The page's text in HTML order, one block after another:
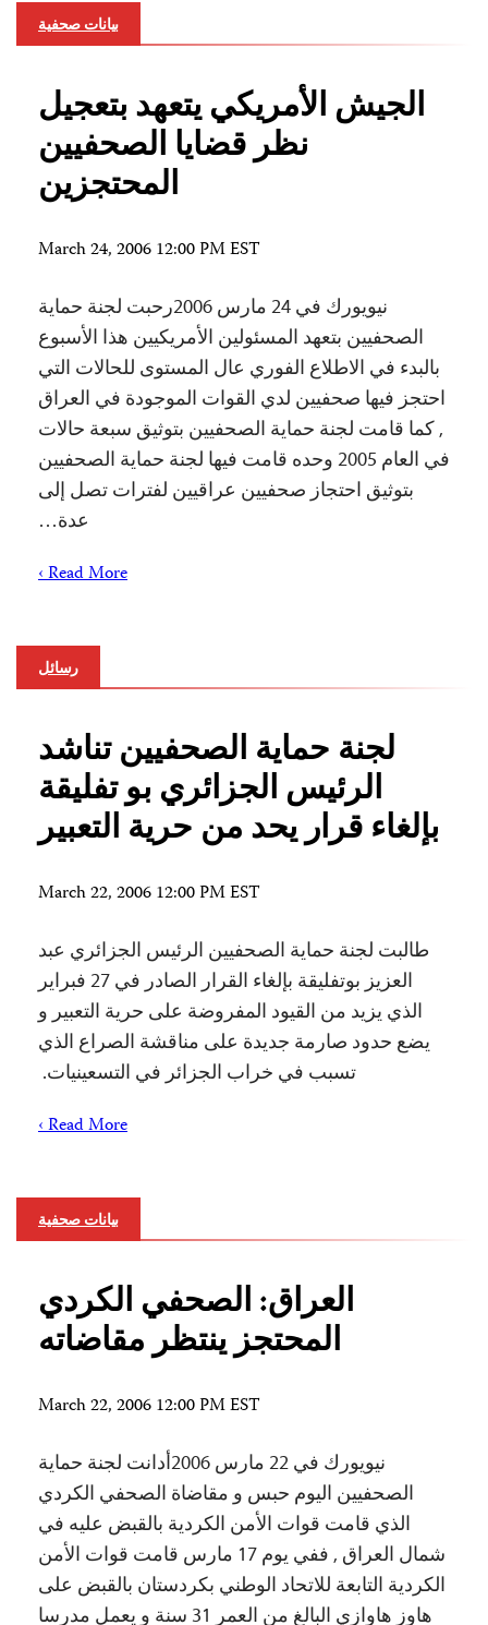
بيانات صحفية
الجيش الأمريكي يتعهد بتعجيل
نظر قضايا الصحفيين
المحتجزين
March 24, 2006 12:00 PM EST
نيويورك في 24 مارس 2006رحبت لجنة حماية
الصحفيين بتعهد المسئولين الأمريكيين هذا الأسبوع
بالبدء في الاطلاع الفوري عال المستوى للحالات التي
احتجز فيها صحفيين لدي القوات الموجودة في العراق
, كما قامت لجنة حماية الصحفيين بتوثيق سبعة حالات
في العام 2005 وحده قامت فيها لجنة حماية الصحفيين
بتوثيق احتجاز صحفيين عراقيين لفترات تصل إلى
عدة…
Read More ›
رسائل
لجنة حماية الصحفيين تناشد
الرئيس الجزائري بو تفليقة
بإلغاء قرار يحد من حرية التعبير
March 22, 2006 12:00 PM EST
طالبت لجنة حماية الصحفيين الرئيس الجزائري عبد
العزيز بوتفليقة بإلغاء القرار الصادر في 27 فبراير
الذي يزيد من القيود المفروضة على حرية التعبير و
يضع حدود صارمة جديدة على مناقشة الصراع الذي
تسبب في خراب الجزائر في التسعينيات.
Read More ›
بيانات صحفية
العراق: الصحفي الكردي
المحتجز ينتظر مقاضاته
March 22, 2006 12:00 PM EST
نيويورك في 22 مارس 2006أدانت لجنة حماية
الصحفيين اليوم حبس و مقاضاة الصحفي الكردي
الذي قامت قوات الأمن الكردية بالقبض عليه في
شمال العراق , ففي يوم 17 مارس قامت قوات الأمن
الكردية التابعة للاتحاد الوطني بكردستان بالقبض على
هاوز هاوازي البالغ من العمر 31 سنة و يعمل مدرسا